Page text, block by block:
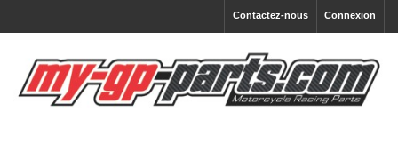
Connexion
Contactez-nous